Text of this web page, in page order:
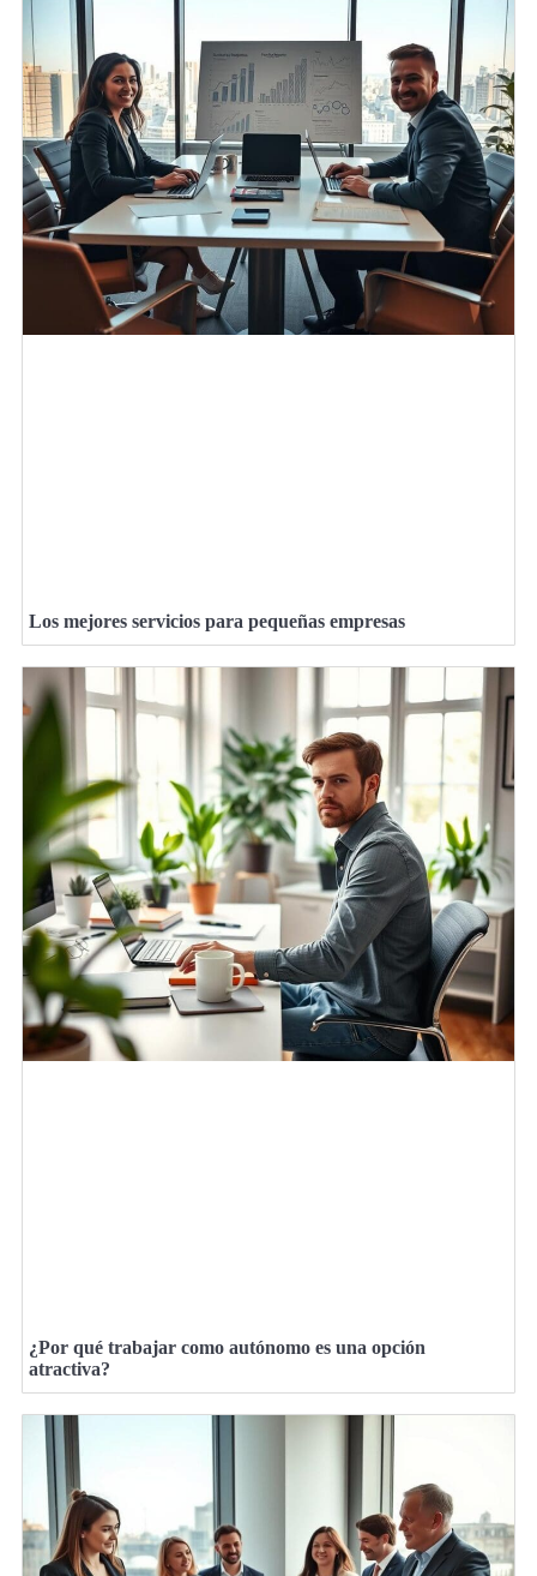
Los mejores servicios para pequeñas empresas
¿Por qué trabajar como autónomo es una opción
atractiva?